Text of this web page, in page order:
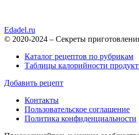
Edadel.ru
© 2020-2024 – Секреты
Каталог рецептов по рубрикам
Таблицы калорийности
Добавить рецепт
Контакты
Пользовательское соглашение
Политика конфиденциальности